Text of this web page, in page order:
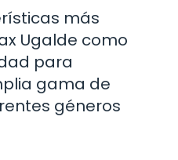
más
Ugalde como
para
gama de
géneros